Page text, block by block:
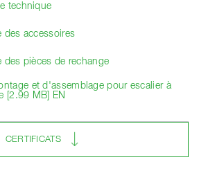
technique
des accessoires
des pièces de rechange
et d'assemblage pour escalier à
[2.99 MB] EN
CERTIFICATS